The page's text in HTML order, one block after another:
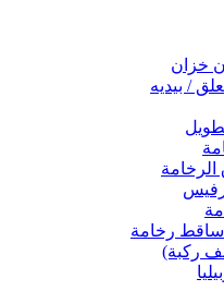
خزان
/ بيديه
ساقط رخامة
ركبة)